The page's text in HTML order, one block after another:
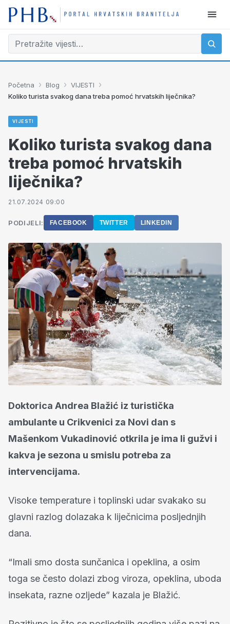
Početna › Blog › VIJESTI ›
Koliko turista svakog dana treba pomoć hrvatskih liječnika?
VIJESTI
Koliko turista svakog dana
treba pomoć hrvatskih
liječnika?
21.07.2024 09:00
PODIJELI: FACEBOOK TWITTER LINKEDIN
Doktorica Andrea Blažić iz turistička
ambulante u Crikvenici za Novi dan s
Mašenkom Vukadinović otkrila je ima li gužvi i
kakva je sezona u smislu potreba za
intervencijama.
Visoke temperature i toplinski udar svakako su
glavni razlog dolazaka k liječnicima posljednjih
dana.
“Imali smo dosta sunčanica i opeklina, a osim
toga se često dolazi zbog viroza, opeklina, uboda
insekata, razne ozljede” kazala je Blažić.